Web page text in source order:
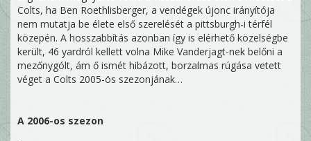
Colts, ha Ben Roethlisberger, a vendégek újonc irányítója
nem mutatja be élete első szerelését a pittsburgh-i térfél
közepén. A hosszabbítás azonban így is elérhető közelségbe
került, 46 yardról kellett volna Mike Vanderjagt-nek belőni a
mezőnygólt, ám ő ismét hibázott, borzalmas rúgása vetett
véget a Colts 2005-ös szezonjának…
A 2006-os szezon